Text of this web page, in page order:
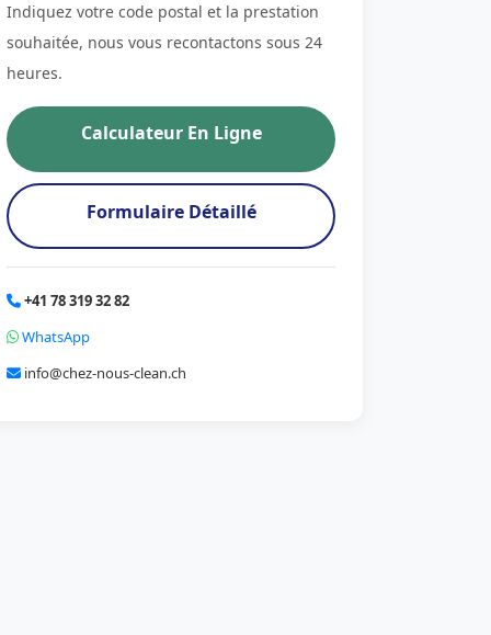
Indiquez votre code postal et la prestation
souhaitée, nous vous recontactons sous 24
heures.
Calculateur En Ligne
Formulaire Détaillé
+41 78 319 32 82
WhatsApp
info@chez-nous-clean.ch